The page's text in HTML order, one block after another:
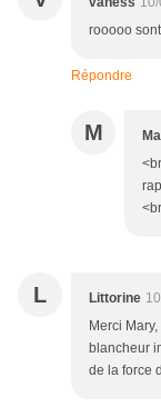
rooooo
Répondre
M
L Littorine
Merci
blancheur
de la force